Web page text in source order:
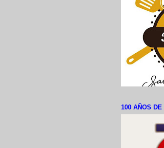
100 AÑOS DE